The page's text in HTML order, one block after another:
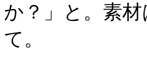
か？」と。素
て。